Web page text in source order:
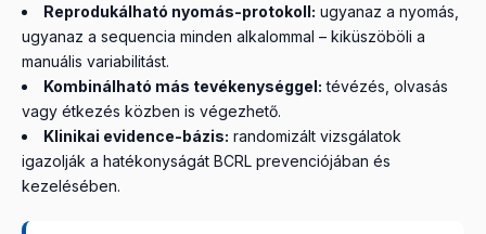
Reprodukálható nyomás-protokoll: ugyanaz a nyomás,
ugyanaz a sequencia minden alkalommal – kiküszöböli a
manuális variabilitást.
Kombinálható más tevékenységgel: tévézés, olvasás
vagy étkezés közben is végezhető.
Klinikai evidence-bázis: randomizált vizsgálatok
igazolják a hatékonyságát BCRL prevenciójában és
kezelésében.